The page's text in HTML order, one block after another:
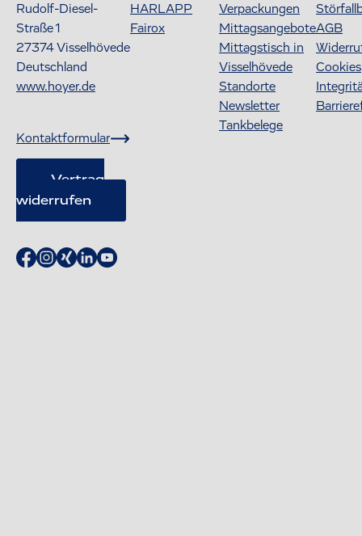
Rudolf-Diesel-
Straße 1
27374Visselhövede
Deutschland
www.hoyer.de
Kontaktformular
Vertrag
widerrufen
HARLAPP
Fairox
Verpackungen
Mittagsangebote
Mittagstisch in
Visselhövede
Standorte
Newsletter
Tankbelege
AGB
Cookies